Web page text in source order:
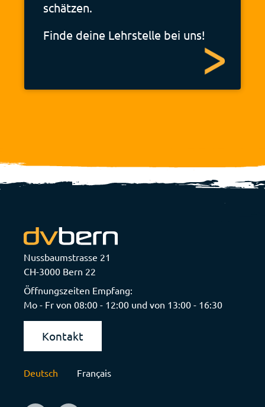
schätzen.
Finde deine Lehrstelle bei uns!
Nussbaumstrasse 21
CH-3000 Bern 22
Öffnungszeiten Empfang:
Mo - Fr von 08:00 - 12:00 und von 13:00 - 16:30
Kontakt
Deutsch Français